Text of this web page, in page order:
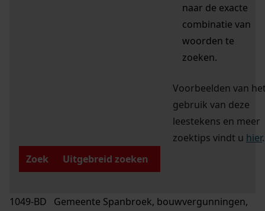
naar de exacte
combinatie van
woorden te
zoeken.
Voorbeelden van
gebruik van deze
leestekens en meer
zoektips vindt u hier.
Zoek
Uitgebreid zoeken
1049-BD Gemeente Spanbroek, bouwvergunningen,